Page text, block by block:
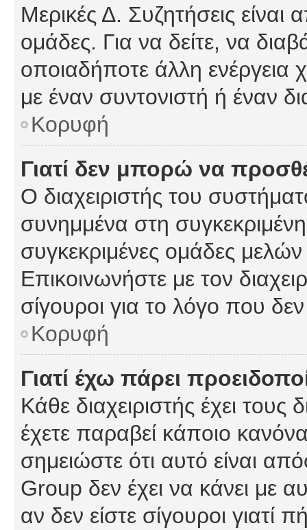
Μερικές Δ. Συζητήσεις είναι
ομάδες. Για να δείτε, να
οποιαδήποτε άλλη ενέργεια
με έναν συντονιστή ή έναν
Κορυφή
Γιατί δεν μπορώ να
Ο διαχειριστής του
συνημμένα στη
συγκεκριμένες ομάδες
Επικοινωνήστε με τον
σίγουροι για το λόγο που
Κορυφή
Γιατί έχω πάρει
Κάθε διαχειριστής έχει
έχετε παραβεί κάποιο
σημειώστε ότι αυτό είναι
Group δεν έχει να κάνει με
αν δεν είστε σίγουροι γιατί